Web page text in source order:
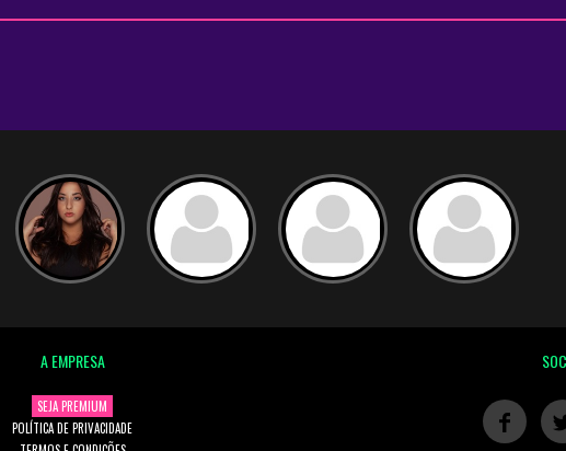
A EMPRESA
SEJA PREMIUM
POLÍTICA DE PRIVACIDADE